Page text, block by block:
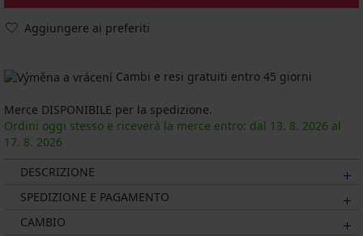
Aggiungere ai preferiti
Cambi e resi gratuiti entro 45 giorni
Merce DISPONIBILE per la spedizione.
Ordini oggi stesso e riceverà la merce entro: dal 13. 8. 2026 al
17. 8. 2026
DESCRIZIONE
SPEDIZIONE E PAGAMENTO
CAMBIO